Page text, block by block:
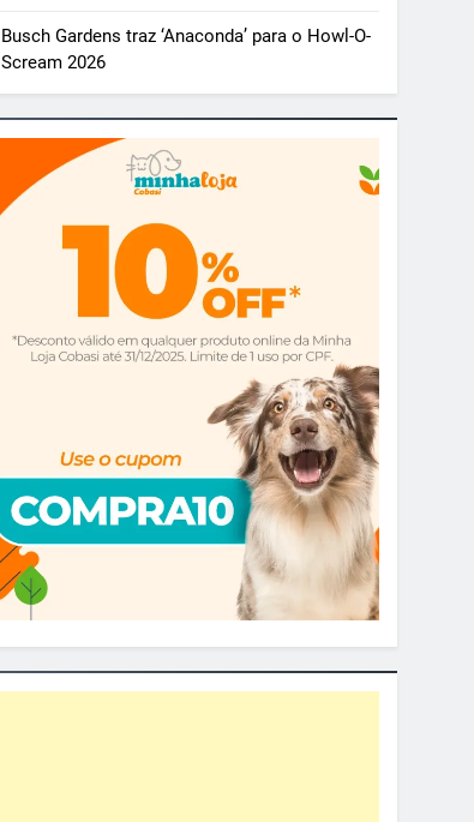
Busch Gardens traz ‘Anaconda’ para o Howl-O-
Scream 2026